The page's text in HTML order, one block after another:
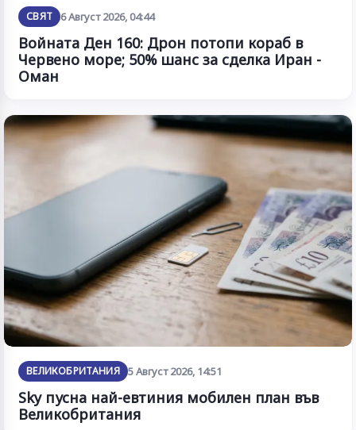
СВЯТ 6 Август 2026, 04:44
Войната Ден 160: Дрон потопи кораб в
Червено море; 50% шанс за сделка Иран -
Оман
ВЕЛИКОБРИТАНИЯ 5 Август 2026, 14:51
Sky пусна най-евтиния мобилен план във
Великобритания